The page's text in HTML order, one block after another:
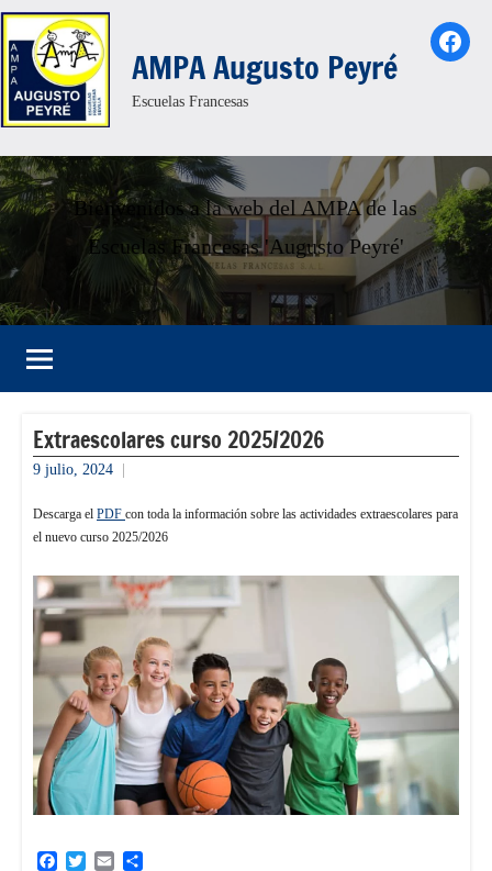
Saltar
al
contenido
AMPA Augusto Peyré
Escuelas Francesas
Bienvenidos a la web del AMPA de las
Escuelas Francesas 'Augusto Peyré'
Extraescolares curso 2025/2026
9 julio, 2024
admin
Descarga el PDF con toda la información sobre las actividades extraescolares para
el nuevo curso 2025/2026
FacebookTwitterEmail